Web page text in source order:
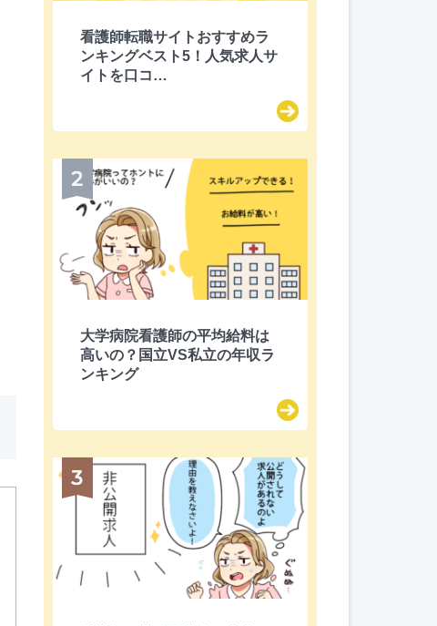
看護師転職サイトおすすめラ
ンキングベスト5！人気求人サ
イトを口コ…
大学病院看護師の平均給料は
高いの？国立VS私立の年収ラ
ンキング